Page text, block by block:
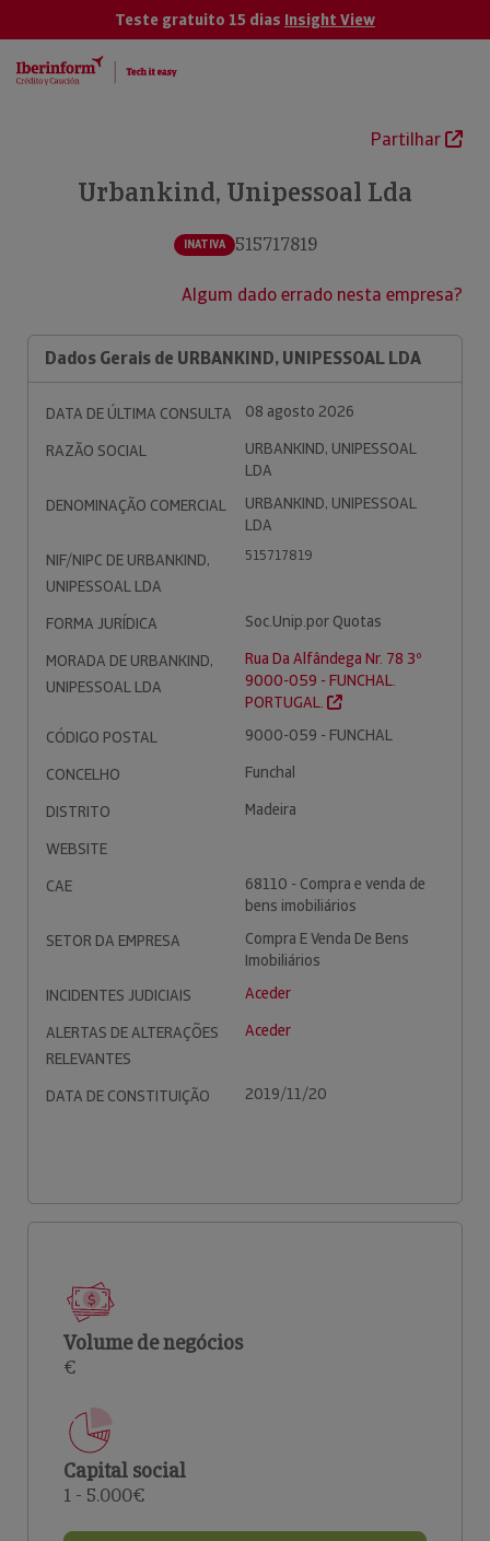
Teste gratuito 15 dias Insight View
Partilhar
Urbankind, Unipessoal Lda
INATIVA 515717819
Algum dado errado nesta empresa?
Dados Gerais de URBANKIND, UNIPESSOAL LDA
DATA DE ÚLTIMA CONSULTA
08 agosto 2026
RAZÃO SOCIAL
URBANKIND, UNIPESSOAL
LDA
DENOMINAÇÃO COMERCIAL
URBANKIND, UNIPESSOAL
LDA
NIF/NIPC DE URBANKIND,
UNIPESSOAL LDA
515717819
FORMA JURÍDICA
Soc.Unip.por Quotas
MORADA DE URBANKIND,
UNIPESSOAL LDA
Rua Da Alfândega Nr. 78 3º
9000-059 - FUNCHAL.
PORTUGAL.
CÓDIGO POSTAL
9000-059 - FUNCHAL
CONCELHO
Funchal
DISTRITO
Madeira
WEBSITE
CAE
68110 - Compra e venda de
bens imobiliários
SETOR DA EMPRESA
Compra E Venda De Bens
Imobiliários
INCIDENTES JUDICIAIS
Aceder
ALERTAS DE ALTERAÇÕES
RELEVANTES
Aceder
DATA DE CONSTITUIÇÃO 2019/11/20
Volume de negócios
€
Capital social
1 - 5.000€